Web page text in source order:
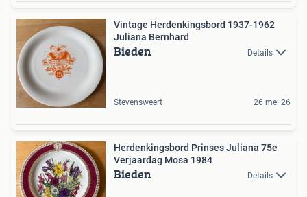
Vintage Herdenkingsbord 1937-1962
Juliana Bernhard
Bieden Details
Stevensweert 26 mei 26
Herdenkingsbord Prinses Juliana 75e
Verjaardag Mosa 1984
Bieden Details